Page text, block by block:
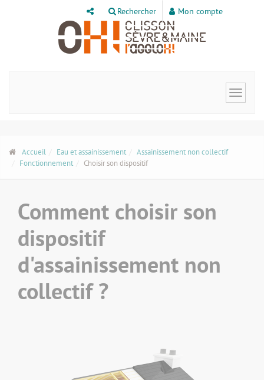
Rechercher Mon compte
Toggle
Accueil Eau et assainissement
Assainissement non collectif
Fonctionnement
Choisir son dispositif
Comment choisir son
dispositif
d'assainissement non
collectif ?
Panneau de gestion des cookies